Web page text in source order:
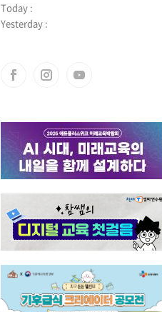
Today :
Yesterday :